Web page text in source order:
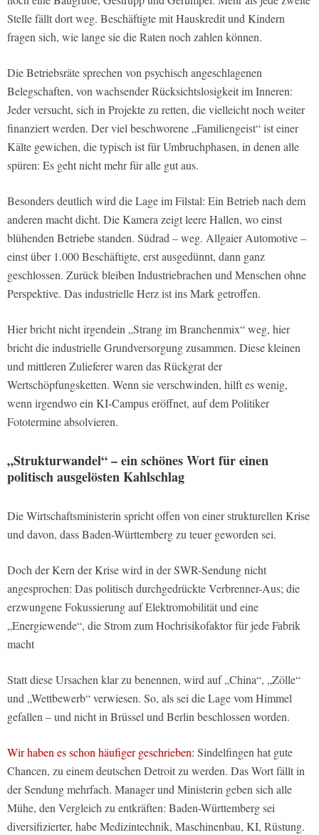
Stelle fällt dort weg. Beschäftigte mit Hauskredit und Kindern
fragen sich, wie lange sie die Raten noch zahlen können.
Die Betriebsräte sprechen von psychisch angeschlagenen
Belegschaften, von wachsender Rücksichtslosigkeit im Inneren:
Jeder versucht, sich in Projekte zu retten, die vielleicht noch weiter
finanziert werden. Der viel beschworene „Familiengeist“ ist einer
Kälte gewichen, die typisch ist für Umbruchphasen, in denen alle
spüren: Es geht nicht mehr für alle gut aus.
Besonders deutlich wird die Lage im Filstal: Ein Betrieb nach dem
anderen macht dicht. Die Kamera zeigt leere Hallen, wo einst
blühenden Betriebe standen. Südrad – weg. Allgaier Automotive –
einst über 1.000 Beschäftigte, erst ausgedünnt, dann ganz
geschlossen. Zurück bleiben Industriebrachen und Menschen ohne
Perspektive. Das industrielle Herz ist ins Mark getroffen.
Hier bricht nicht irgendein „Strang im Branchenmix“ weg, hier
bricht die industrielle Grundversorgung zusammen. Diese kleinen
und mittleren Zulieferer waren das Rückgrat der
Wertschöpfungsketten. Wenn sie verschwinden, hilft es wenig,
wenn irgendwo ein KI-Campus eröffnet, auf dem Politiker
Fototermine absolvieren.
„Strukturwandel“ – ein schönes Wort für einen
politisch ausgelösten Kahlschlag
Die Wirtschaftsministerin spricht offen von einer strukturellen Krise
und davon, dass Baden-Württemberg zu teuer geworden sei.
Doch der Kern der Krise wird in der SWR-Sendung nicht
angesprochen: Das politisch durchgedrückte Verbrenner-Aus; die
erzwungene Fokussierung auf Elektromobilität und eine
„Energiewende“, die Strom zum Hochrisikofaktor für jede Fabrik
macht
Statt diese Ursachen klar zu benennen, wird auf „China“, „Zölle“
und „Wettbewerb“ verwiesen. So, als sei die Lage vom Himmel
gefallen – und nicht in Brüssel und Berlin beschlossen worden.
Wir haben es schon häufiger geschrieben: Sindelfingen hat gute
Chancen, zu einem deutschen Detroit zu werden. Das Wort fällt in
der Sendung mehrfach. Manager und Ministerin geben sich alle
Mühe, den Vergleich zu entkräften: Baden-Württemberg sei
diversifizierter, habe Medizintechnik, Maschinenbau, KI, Rüstung.